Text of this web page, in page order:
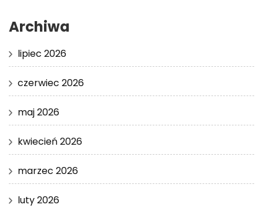
Archiwa
lipiec 2026
czerwiec 2026
maj 2026
kwiecień 2026
marzec 2026
luty 2026